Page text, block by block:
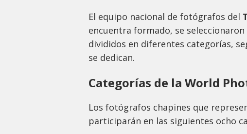
El equipo nacional de fotógrafos del
encuentra formado, se seleccionaron
divididos en diferentes categorías,
se dedican.
Categorías de la World
Los fotógrafos chapines que
participarán en las siguientes ocho